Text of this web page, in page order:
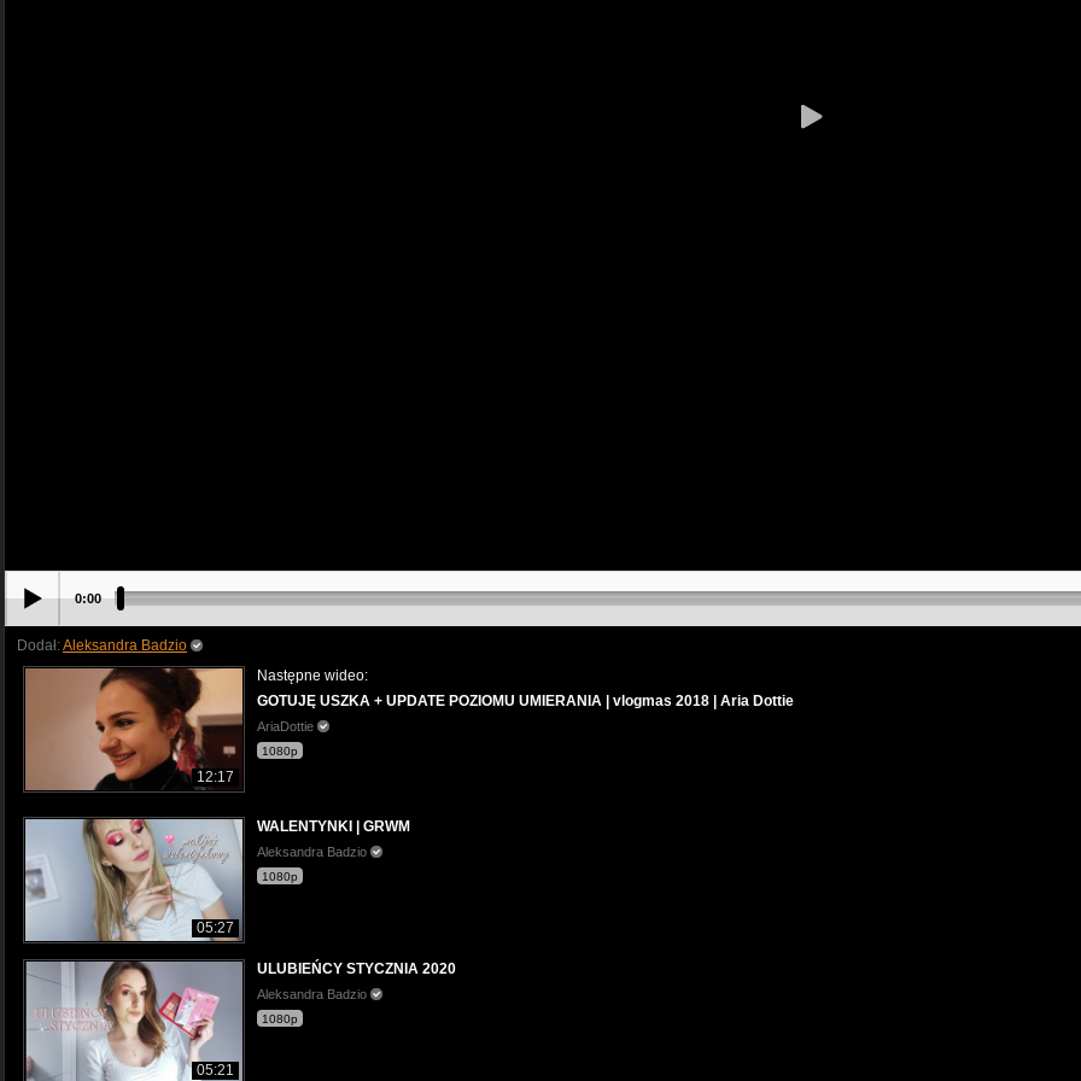
0:00
Dodał:Aleksandra Badzio
12:17
Następne wideo:
GOTUJĘ USZKA + UPDATE POZIOMU UMIERANIA | vlogmas 2018 | Aria Dottie
AriaDottie
1080p
05:27
WALENTYNKI | GRWM
Aleksandra Badzio
1080p
05:21
ULUBIEŃCY STYCZNIA 2020
Aleksandra Badzio
1080p